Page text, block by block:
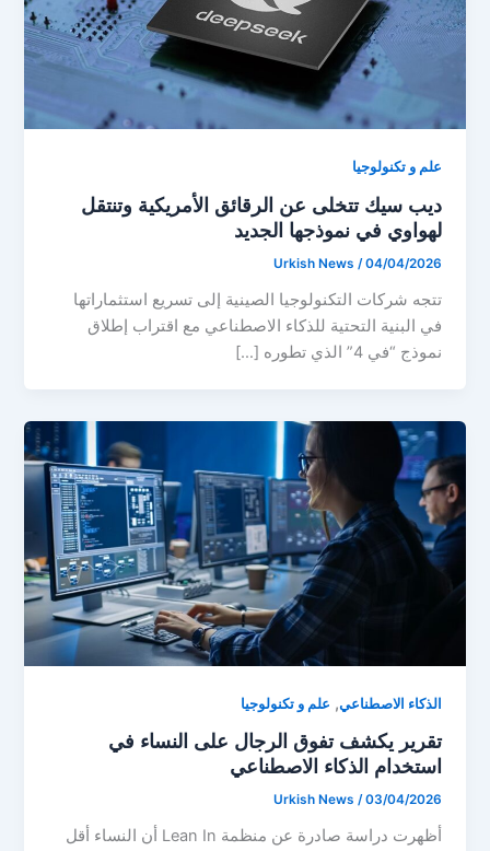
علم و تكنولوجيا
ديب سيك تتخلى عن الرقائق الأمريكية وتنتقل
لهواوي في نموذجها الجديد
Urkish News /04/04/2026
تتجه شركات التكنولوجيا الصينية إلى تسريع استثماراتها
في البنية التحتية للذكاء الاصطناعي مع اقتراب إطلاق
نموذج “في 4” الذي تطوره […]
الذكاء الاصطناعي, علم و تكنولوجيا
تقرير يكشف تفوق الرجال على النساء في
استخدام الذكاء الاصطناعي
Urkish News /03/04/2026
أظهرت دراسة صادرة عن منظمة Lean In أن النساء أقل